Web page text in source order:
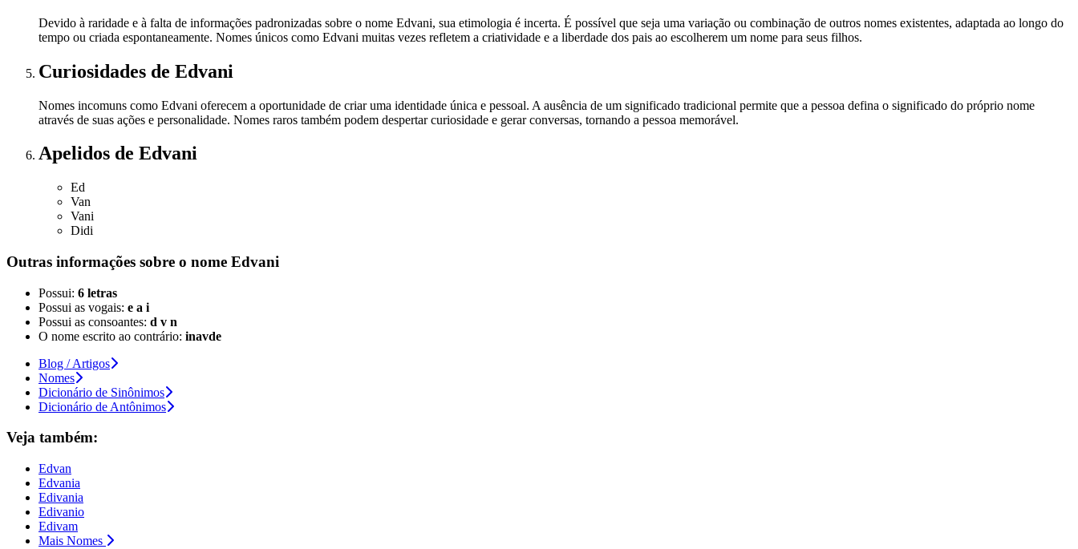
Devido à raridade e à falta de informações padronizadas sobre o nome Edvani, sua etimologia é incerta. É possível que seja uma variação ou combinação de outros nomes existentes, adaptada ao longo do
tempo ou criada espontaneamente. Nomes únicos como Edvani muitas vezes refletem a criatividade e a liberdade dos pais ao escolherem um nome para seus filhos.
Curiosidades de Edvani
Nomes incomuns como Edvani oferecem a oportunidade de criar uma identidade única e pessoal. A ausência de um significado tradicional permite que a pessoa defina o significado do próprio nome
através de suas ações e personalidade. Nomes raros também podem despertar curiosidade e gerar conversas, tornando a pessoa memorável.
Apelidos de Edvani
Ed
Van
Vani
Didi
Outras informações sobre o nome Edvani
Possui: 6 letras
Possui as vogais: e a i
Possui as consoantes: d v n
O nome escrito ao contrário: inavde
Blog / Artigos
Nomes
Dicionário de Sinônimos
Dicionário de Antônimos
Veja também:
Edvan
Edvania
Edivania
Edivanio
Edivam
Mais Nomes